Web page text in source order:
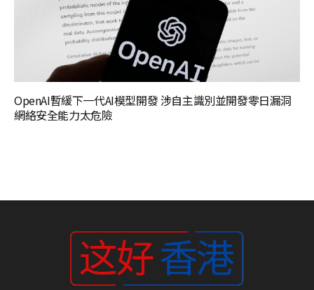
OpenAI暫緩下一代AI模型開發 涉自主識別並開發零日漏洞
網絡安全能力太危險